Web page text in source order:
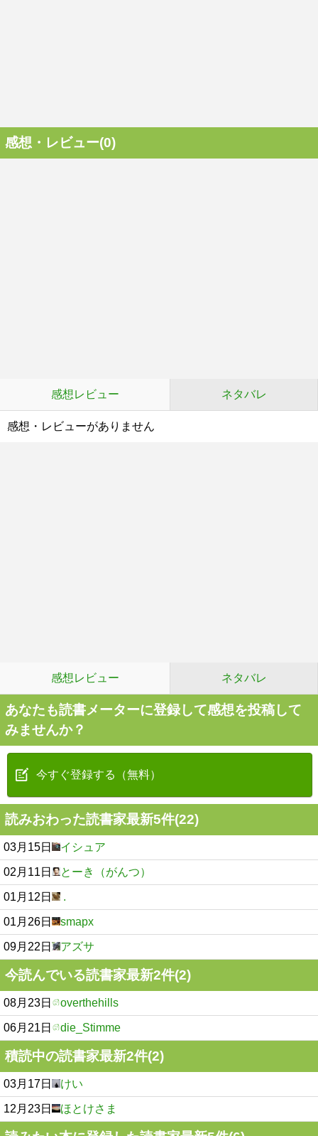
感想・レビュー(0)
感想レビュー ネタバレ
感想・レビューがありません
感想レビュー ネタバレ
あなたも読書メーターに登録して感想を投稿して
みませんか？
今すぐ登録する（無料）
読みおわった読書家最新5件(22)
03月15日 イシュア
02月11日 とーき（がんつ）
01月12日 .
01月26日 smapx
09月22日 アズサ
今読んでいる読書家最新2件(2)
08月23日 overthehills
06月21日 die_Stimme
積読中の読書家最新2件(2)
03月17日 けい
12月23日 ほとけさま